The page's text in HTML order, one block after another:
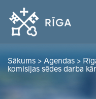
Sākums > Agendas >
komisijas sēdes darba